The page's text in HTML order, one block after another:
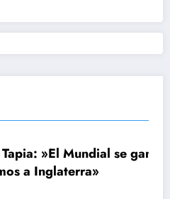
Mundial se ganó cuando